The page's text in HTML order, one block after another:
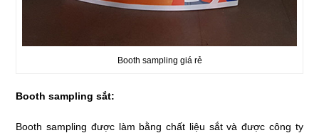
Booth sampling giá rẻ
Booth sampling sắt:
Booth sampling được làm bằng chất liệu sắt và được công ty